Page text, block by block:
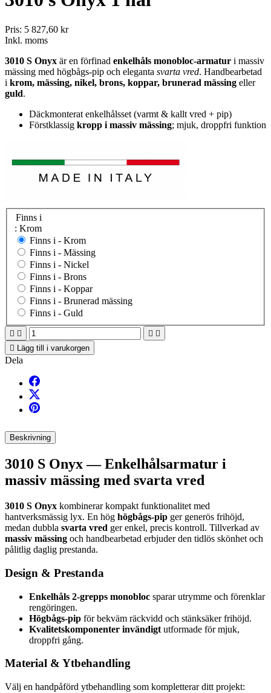
Pris: 5 827,60 kr
Inkl. moms
3010 S Onyx är en förfinad enkelhåls monobloc-armatur i massiv
mässing med högbågs-pip och eleganta svarta vred. Handbearbetad
i krom, mässing, nikel, brons, koppar, brunerad mässing eller
guld.
Däckmonterat enkelhålsset (varmt & kallt vred + pip)
Förstklassig kropp i massiv mässing; mjuk, droppfri funktion
Finns i
: Krom
Finns i - Krom
Finns i - Mässing
Finns i - Nickel
Finns i - Brons
Finns i - Koppar
Finns i - Brunerad mässing
Finns i - Guld
   
 Lägg till i varukorgen
Dela
Beskrivning
3010 S Onyx — Enkelhålsarmatur i
massiv mässing med svarta vred
3010 S Onyx kombinerar kompakt funktionalitet med
hantverksmässig lyx. En hög högbågs-pip ger generös frihöjd,
medan dubbla svarta vred ger enkel, precis kontroll. Tillverkad av
massiv mässing och handbearbetad erbjuder den tidlös skönhet och
pålitlig daglig prestanda.
Design & Prestanda
Enkelhåls 2-grepps monobloc sparar utrymme och förenklar
rengöringen.
Högbågs-pip för bekväm räckvidd och stänksäker frihöjd.
Kvalitetskomponenter invändigt utformade för mjuk,
droppfri gång.
Material & Ytbehandling
Välj en handpåförd ytbehandling som kompletterar ditt projekt: